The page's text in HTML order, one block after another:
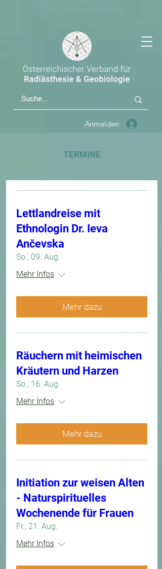
Anmelden
Lettlandreise mit
Ethnologin Dr. Ieva
Ančevska
So., 09. Aug.
Mehr Infos
Mehr dazu
Räuchern mit heimischen
Kräutern und Harzen
So., 16. Aug.
Mehr Infos
Mehr dazu
Initiation zur weisen Alten
- Naturspirituelles
Wochenende für Frauen
Fr., 21. Aug.
Mehr Infos
TERMINE